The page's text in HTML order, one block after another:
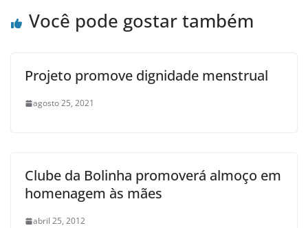
Você pode gostar também
Projeto promove dignidade menstrual
agosto 25, 2021
Clube da Bolinha promoverá almoço em
homenagem às mães
abril 25, 2012